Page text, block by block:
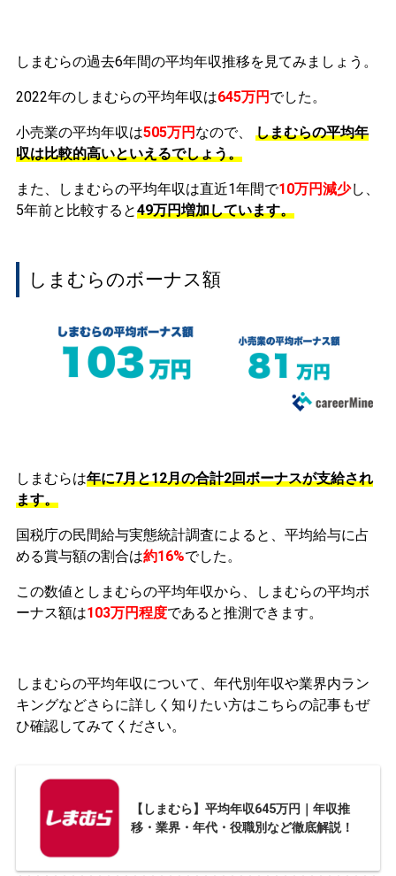
しまむらの過去6年間の平均年収推移を見てみましょう。
2022年のしまむらの平均年収は645万円 でした。
小売業の平均年収は505万円 なので、
しまむらの平均年
収は比較的高いといえるでしょう。
また、しまむらの平均年収は直近1年間で10万円減少し、
5年前と比較すると49万円増加しています。
しまむらのボーナス額
しまむらは年に7月と12月の合計2回ボーナスが支給され
ます。
国税庁の民間給与実態統計調査によると、平均給与に占
める賞与額の割合は約16%でした。
この数値としまむらの平均年収から、しまむらの平均ボ
ーナス額は103万円程度であると推測できます。
しまむらの平均年収について、年代別年収や業界内ラン
キングなどさらに詳しく知りたい方はこちらの記事もぜ
ひ確認してみてください。
【しまむら】平均年収645万円｜年収推
移・業界・年代・役職別など徹底解説！